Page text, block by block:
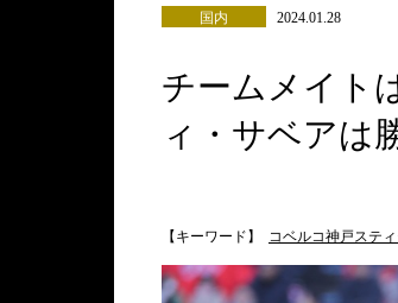
国内 2024.01.28
チームメイト
ィ・サベアは
【キーワード】 コベルコ神戸ステ